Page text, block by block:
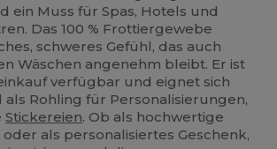
ein Muss für Spas, Hotels und
Das 100 % Frottiergewebe
schweres Gefühl, das auch
Wäschen angenehm bleibt. Er ist
verfügbar und eignet sich
Rohling für Personalisierungen,
Stickereien. Ob als hochwertige
als personalisiertes Geschenk,